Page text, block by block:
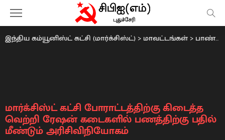
இந்திய கம்யூனிஸ்ட் கட்சி (மார்க்சிஸ்ட்) > மாவட்டங்கள் > பாண்டிச்சேரி
மார்க்சிஸ்ட் கட்சி போராட்டத்திற்கு கிடைத்த
வெற்றி ரேஷன் கடைகளில் பணத்திற்கு பதில்
மீண்டும் அரிசிவிநியோகம்